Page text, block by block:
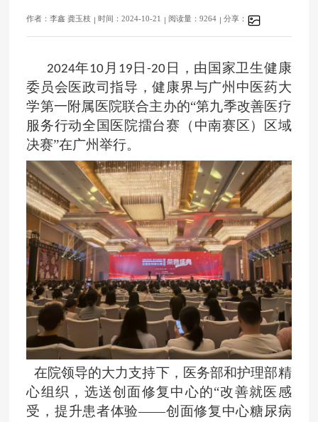
作者：李鑫 龚玉枝 时间：2024-10-21 阅读量：9264 分享：
2024年10 月 19 日-20 日，由国家卫生健康
委员会医政司指导，健康界与广州中医药大
学第一附属医院联合主办的“第九季改善医疗
服务行动全国医院擂台赛（中南赛区）区域
决赛”在广州举行。
在院领导的大力支持下，医务部和护理部精
心组织，选送创面修复中心的“改善就医感
受，提升患者体验——创面修复中心糖尿病